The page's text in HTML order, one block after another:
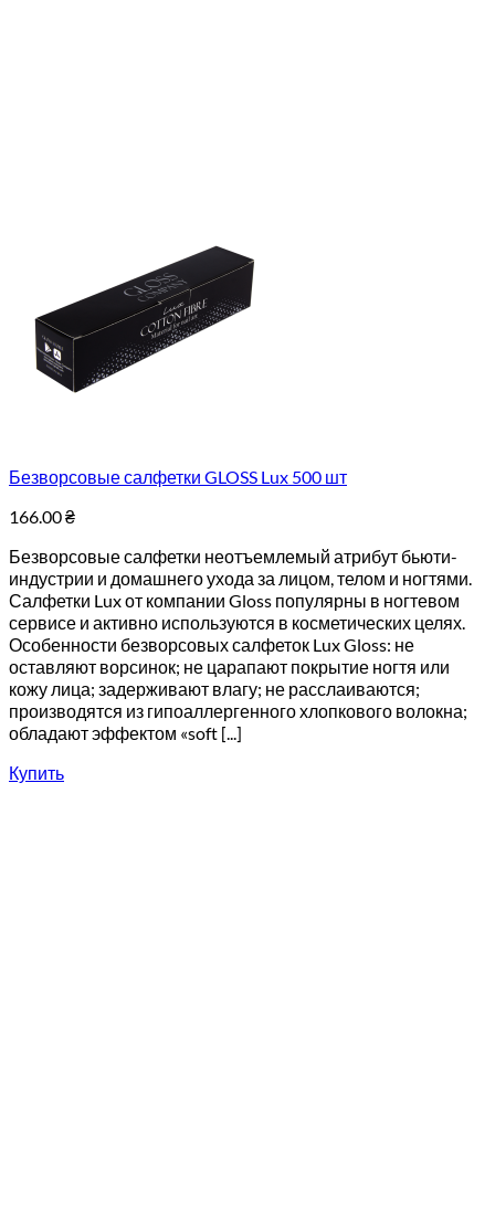
Безворсовые салфетки GLOSS Lux 500 шт
166.00₴
Безворсовые салфетки неотъемлемый атрибут бьюти-
индустрии и домашнего ухода за лицом, телом и ногтями.
Салфетки Lux от компании Gloss популярны в ногтевом
сервисе и активно используются в косметических целях.
Особенности безворсовых салфеток Lux Gloss: не
оставляют ворсинок; не царапают покрытие ногтя или
кожу лица; задерживают влагу; не расслаиваются;
производятся из гипоаллергенного хлопкового волокна;
обладают эффектом «soft [...]
Купить